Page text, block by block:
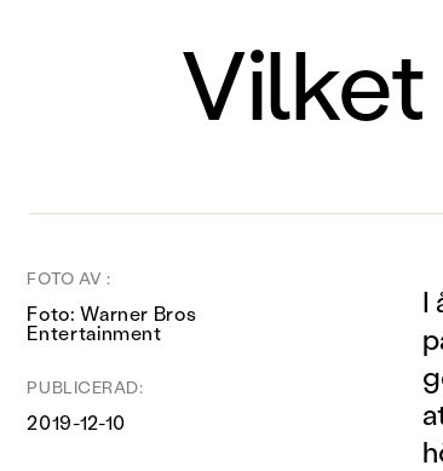
FOTO AV :
Foto: Warner Bros
Entertainment
PUBLICERAD:
2019-12-10
I